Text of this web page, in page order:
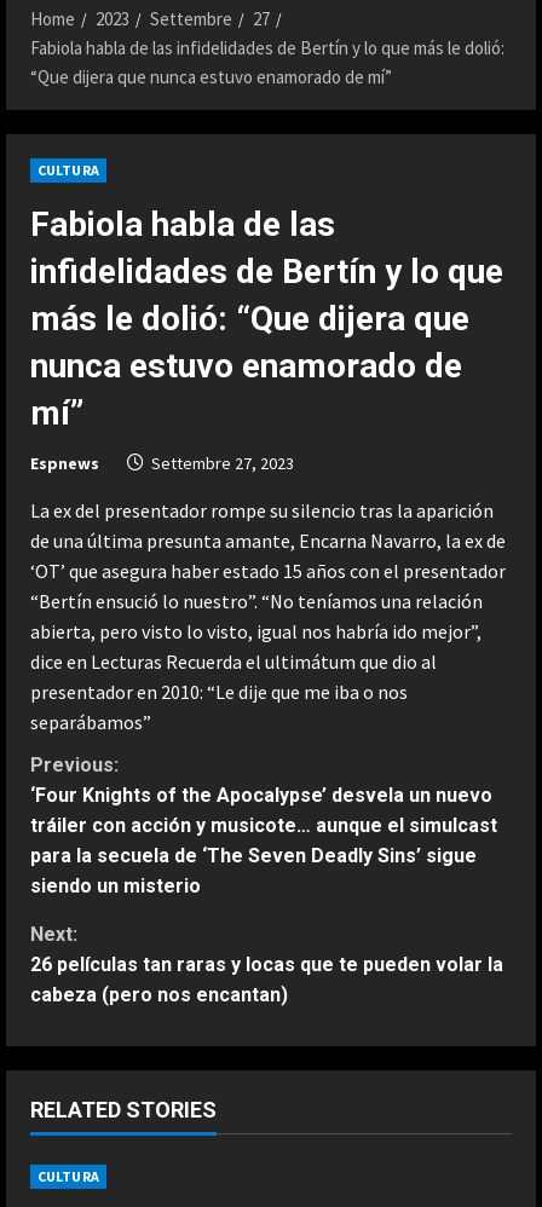
Home 2023 Settembre
27
Fabiola habla de las infidelidades de Bertín y lo que más le dolió:
“Que dijera que nunca estuvo enamorado de mí”
CULTURA
Fabiola habla de las
infidelidades de Bertín y lo que
más le dolió: “Que dijera que
nunca estuvo enamorado de
mí”
Espnews Settembre 27, 2023
La ex del presentador rompe su silencio tras la aparición
de una última presunta amante, Encarna Navarro, la ex de
‘OT’ que asegura haber estado 15 años con el presentador
“Bertín ensució lo nuestro”. “No teníamos una relación
abierta, pero visto lo visto, igual nos habría ido mejor”,
dice en Lecturas Recuerda el ultimátum que dio al
presentador en 2010: “Le dije que me iba o nos
separábamos”
C
o
n
t
i
u
e
R
Previous:
‘Four Knights of the Apocalypse’ desvela un nuevo
tráiler con acción y musicote… aunque el simulcast
para la secuela de ‘The Seven Deadly Sins’ sigue
siendo un misterio
Next:
26 películas tan raras y locas que te pueden volar la
cabeza (pero nos encantan)
RELATED STORIES
CULTURA